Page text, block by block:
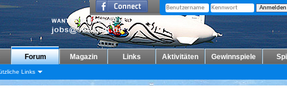
Forum
Links
Magazin Links Aktivitäten Gewinnspiele